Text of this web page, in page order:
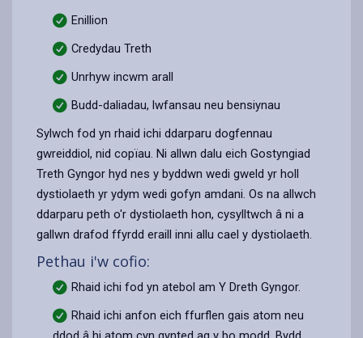
Enillion
Credydau Treth
Unrhyw incwm arall
Budd-daliadau, lwfansau neu bensiynau
Sylwch fod yn rhaid ichi ddarparu dogfennau
gwreiddiol, nid copïau. Ni allwn dalu eich Gostyngiad
Treth Gyngor hyd nes y byddwn wedi gweld yr holl
dystiolaeth yr ydym wedi gofyn amdani. Os na allwch
ddarparu peth o'r dystiolaeth hon, cysylltwch â ni a
gallwn drafod ffyrdd eraill inni allu cael y dystiolaeth.
Pethau i'w cofio:
Rhaid ichi fod yn atebol am Y Dreth Gyngor.
Rhaid ichi anfon eich ffurflen gais atom neu